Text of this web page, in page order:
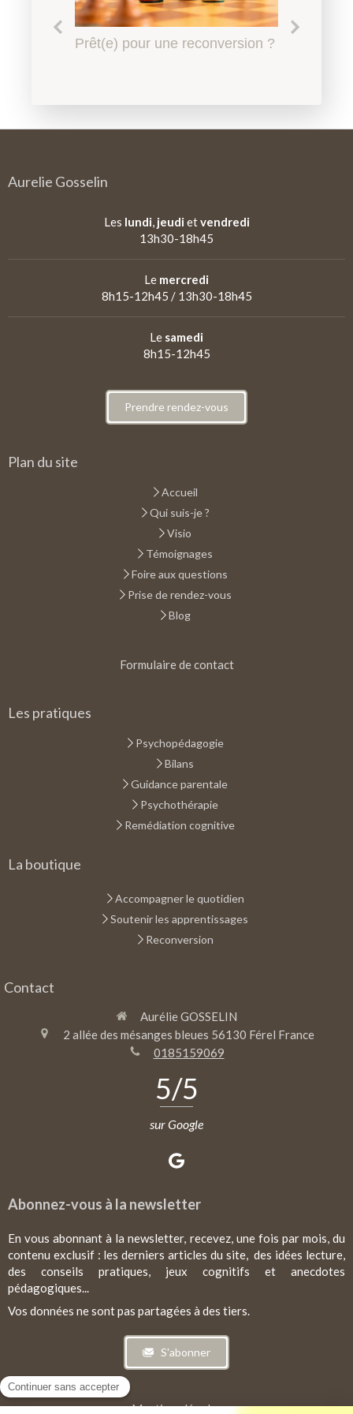
Le harcèlement scolaire à
Prêt(e) pour une reconversion ?
Quel accompagnement en
Qu'est-ce qu'un
Aurelie Gosselin
Les lundi jeudi etvendredi
13h30-18h45
Le mercredi
8h15-12h45 / 13h30-18h45
Le samedi
8h15-12h45
Prendre rendez-vous
Plan du site
Accueil
Qui suis-je ?
Visio
Témoignages
Foire aux questions
Prise de rendez-vous
Blog
Formulaire de contact
Les pratiques
Psychopédagogie
Bilans
Guidance parentale
Psychothérapie
Remédiation cognitive
La boutique
Accompagner le quotidien
Soutenir les apprentissages
Reconversion
Contact
Aurélie GOSSELIN
2 allée des mésanges bleues 56130 Férel France
0185159069
5/5
sur Google
Abonnez-vous à la newsletter
En vous abonnant à la newsletter, recevez, une fois par mois, du
contenu exclusif : les derniers articles du site, des idées lecture,
des conseils pratiques, jeux cognitifs et anecdotes
pédagogiques...
Vos données ne sont pas partagées à des tiers.
S'abonner
Mentions légales